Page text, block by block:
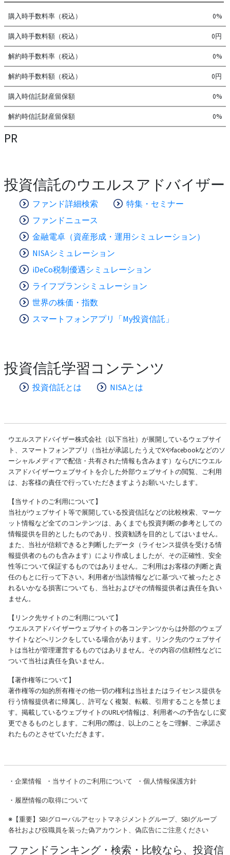
購入時手数料率（税込） 0%
購入時手数料額（税込） 0円
解約時手数料率（税込） 0%
解約時手数料額（税込） 0円
購入時信託財産留保額 0%
解約時信託財産留保額 0%
PR
投資信託のウエルスアドバイザー
ファンド詳細検索
特集・セミナー
ファンドニュース
金融電卓（資産形成・運用シミュレーション）
NISAシミュレーション
iDeCo税制優遇シミュレーション
ライフプランシミュレーション
世界の株価・指数
スマートフォンアプリ「My投資信託」
投資信託学習コンテンツ
投資信託とは NISAとは
ウエルスアドバイザー株式会社（以下当社）が展開しているウェブサイ
ト、スマートフォンアプリ（当社が承認したうえでXやfacebookなどのソ
ーシャルメディアで配信・共有された情報も含みます）ならびにウエル
スアドバイザーウェブサイトを介した外部ウェブサイトの閲覧、ご利用
は、お客様の責任で行っていただきますようお願いいたします。
【当サイトのご利用について】
当社がウェブサイト等で展開している投資信託などの比較検索、マーケ
ット情報など全てのコンテンツは、あくまでも投資判断の参考としての
情報提供を目的としたものであり、投資勧誘を目的としてはいません。
また、当社が信頼できると判断したデータ（ライセンス提供を受ける情
報提供者のものも含みます）により作成しましたが、その正確性、安全
性等について保証するものではありません。ご利用はお客様の判断と責
任のもとに行って下さい。利用者が当該情報などに基づいて被ったとさ
れるいかなる損害についても、当社およびその情報提供者は責任を負い
ません。
【リンク先サイトのご利用について】
ウエルスアドバイザーウェブサイトの各コンテンツからは外部のウェブ
サイトなどへリンクをしている場合があります。リンク先のウェブサイ
トは当社が管理運営するものではありません。その内容の信頼性などに
ついて当社は責任を負いません。
【著作権等について】
著作権等の知的所有権その他一切の権利は当社またはライセンス提供を
行う情報提供者に帰属し、許可なく複製、転載、引用することを禁じま
す。掲載しているウェブサイトのURLや情報は、利用者への予告なしに変
更できるものとします。ご利用の際は、以上のことをご理解、ご承諾さ
れたものとさせていただきます。
・ 企業情報 ・ 当サイトのご利用について ・ 個人情報保護方針
・ 履歴情報の取得について
※【重要】SBIグローバルアセットマネジメントグループ、SBIグループ
各社および役職員を装った偽アカウント、偽広告にご注意ください
ファンドランキング・検索・比較なら、投資信